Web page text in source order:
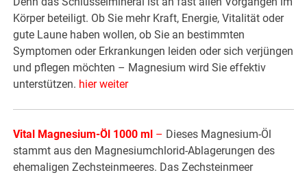
Körper beteiligt. Ob Sie mehr Kraft, Energie, Vitalität oder
gute Laune haben wollen, ob Sie an bestimmten
Symptomen oder Erkrankungen leiden oder sich verjüngen
und pflegen möchten – Magnesium wird Sie effektiv
unterstützen. hier weiter
Vital Magnesium-Öl 1000 ml – Dieses Magnesium-Öl
stammt aus den Magnesiumchlorid-Ablagerungen des
ehemaligen Zechsteinmeeres. Das Zechsteinmeer